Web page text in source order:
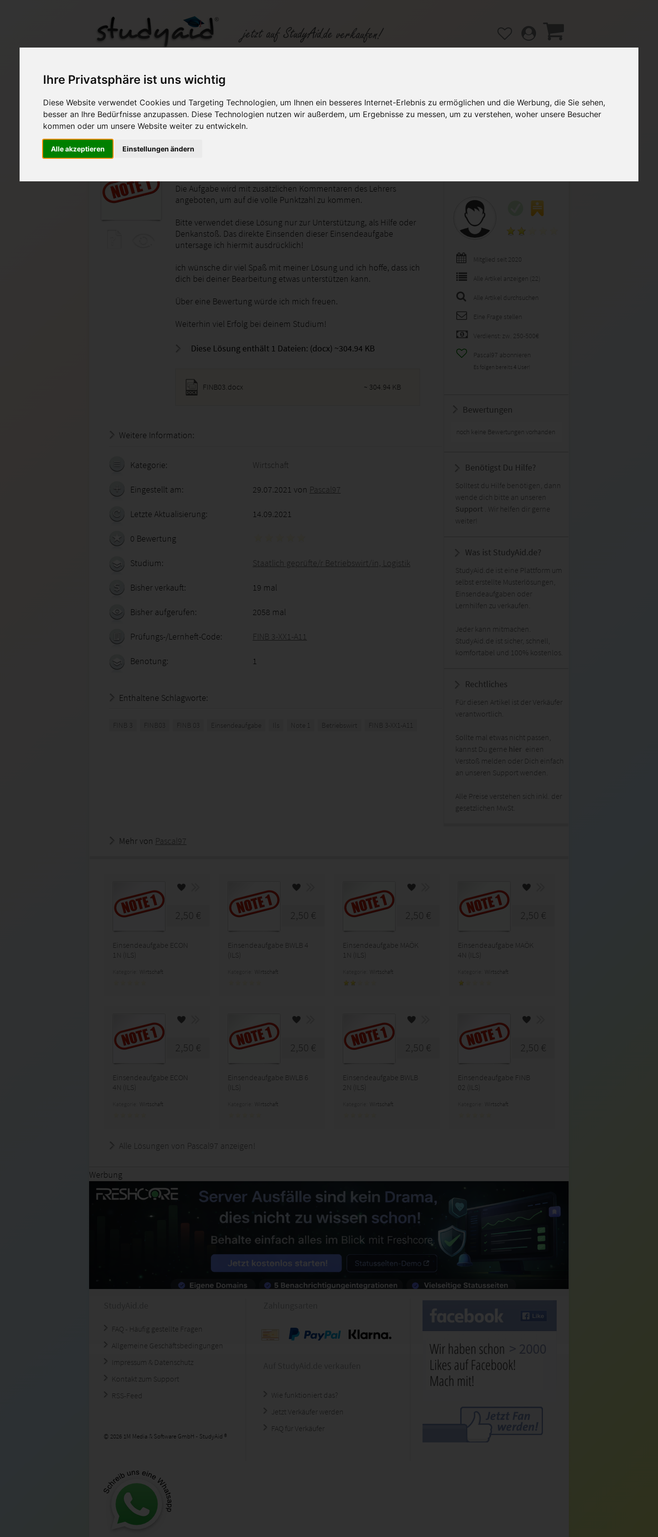
Ihre Privatsphäre ist uns wichtig
Diese Website verwendet Cookies und Targeting Technologien, um Ihnen ein besseres Internet-Erlebnis zu ermöglichen und die Werbung, die Sie sehen,
besser an Ihre Bedürfnisse anzupassen. Diese Technologien nutzen wir außerdem, um Ergebnisse zu messen, um zu verstehen, woher unsere Besucher
kommen oder um unsere Website weiter zu entwickeln.
Alle akzeptieren Einstellungen ändern
Einsendeaufgabe FINB03 (ILS)
Auf StudyAid.de verkaufen Kategorien Studiengänge / Lehrgänge Hilfe / FAQ
Die Aufgabe wird mit zusätzlichen Kommentaren des Lehrers
angeboten, um auf die volle Punktzahl zu kommen.
Bitte verwendet diese Lösung nur zur Unterstützung, als Hilfe oder
Denkanstoß. Das direkte Einsenden dieser Einsendeaufgabe
untersage ich hiermit ausdrücklich!
ich wünsche dir viel Spaß mit meiner Lösung und ich hoffe, dass ich
dich bei deiner Bearbeitung etwas unterstützen kann.
Über eine Bewertung würde ich mich freuen.
Weiterhin viel Erfolg bei deinem Studium!
Diese Lösung enthält 1 Dateien: (docx) ~304.94 KB
FINB03.docx ~ 304.94 KB
Weitere Information:
Kategorie: Wirtschaft
Eingestellt am: 29.07.2021 von Pascal97
Letzte Aktualisierung: 14.09.2021
0 Bewertung
Studium: Staatlich geprüfte/r Betriebswirt/in, Logistik
Bisher verkauft: 19 mal
Bisher aufgerufen: 2058 mal
Prüfungs-/Lernheft-Code: FINB 3-XX1-A11
Benotung: 1
Enthaltene Schlagworte:
FINB 3 FINB03 FINB 03 Einsendeaufgabe Ils Note 1 Betriebswirt FINB 3-XX1-A11
Mitglied seit 2020
Alle Artikel anzeigen (22)
Alle Artikel durchsuchen
Eine Frage stellen
Verdienst: zw. 250-500€
Pascal97 abonnieren
Es folgen bereits 4 User!
Bewertungen
noch keine Bewertungen vorhanden
Benötigst Du Hilfe?
Solltest du Hilfe benötigen, dann
wende dich bitte an unseren
Support . Wir helfen dir gerne
weiter!
Was ist StudyAid.de?
StudyAid.de ist eine Plattform um
selbst erstellte Musterlösungen,
Einsendeaufgaben oder
Lernhilfen zu verkaufen.
Jeder kann mitmachen.
StudyAid.de ist sicher, schnell,
komfortabel und 100% kostenlos.
Rechtliches
Für diesen Artikel ist der Verkäufer
verantwortlich.
Sollte mal etwas nicht passen,
kannst Du gerne hier einen
Verstoß melden oder Dich einfach
an unseren Support wenden.
Alle Preise verstehen sich inkl. der
gesetzlichen MwSt.
Mehr von Pascal97
2,50 €
Einsendeaufgabe ECON
1N (ILS)
Wirtschaft
2,50 €
Einsendeaufgabe BWLB 4
(ILS)
Wirtschaft
2,50 €
Einsendeaufgabe MAÖK
1N (ILS)
Wirtschaft
2,50 €
Einsendeaufgabe MAÖK
4N (ILS)
Wirtschaft
2,50 €
Einsendeaufgabe ECON
4N (ILS)
Wirtschaft
2,50 €
Einsendeaufgabe BWLB 6
(ILS)
Wirtschaft
2,50 €
Einsendeaufgabe BWLB
2N (ILS)
Wirtschaft
2,50 €
Einsendeaufgabe FINB
02 (ILS)
Wirtschaft
Alle Lösungen von Pascal97 anzeigen!
Werbung
FAQ - Häufig gestellte Fragen
Allgemeine Geschäftsbedingungen
Impressum & Datenschutz
Kontakt zum Support
RSS-Feed
© 2026 1M Media & Software GmbH - StudyAid ®
Wie funktioniert das?
Jetzt Verkäufer werden
FAQ für Verkäufer
> 2000